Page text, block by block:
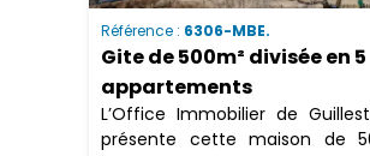
Référence : 6306-MBE.
Gite de 500m² divisée en 5
appartements
L’Office Immobilier de
présente cette maison de